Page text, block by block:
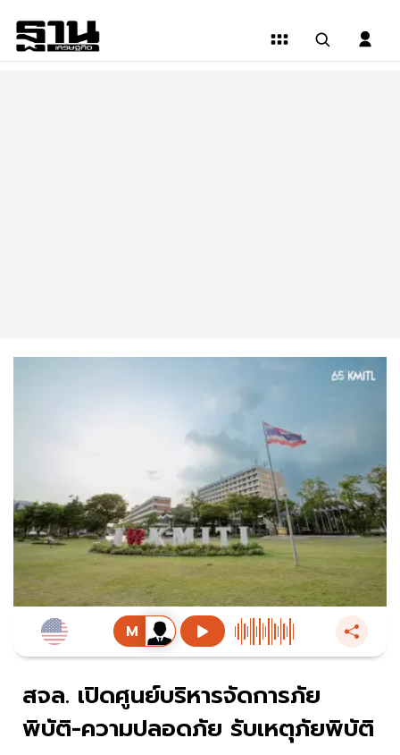
สจล. เปิดศูนย์บริหารจัดการภัย
พิบัติ-ความปลอดภัย รับเหตุภัยพิบัติ